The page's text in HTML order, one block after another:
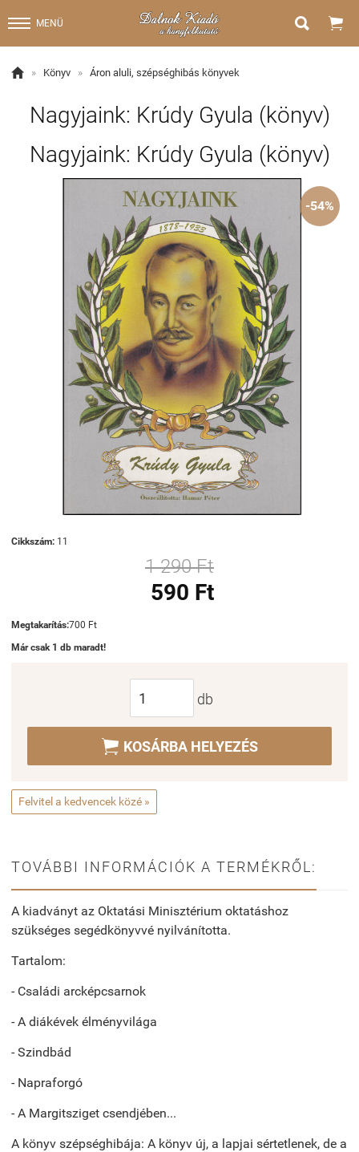
MENÜ  
 » Könyv » Áron aluli, szépséghibás könyvek
Nagyjaink: Krúdy Gyula (könyv)
Nagyjaink: Krúdy Gyula (könyv)
-54%
Cikkszám: 11
1 290 Ft
590 Ft
Megtakarítás:700 Ft
Már csak 1 db maradt!
db
 KOSÁRBA HELYEZÉS
Felvitel a kedvencek közé »
TOVÁBBI INFORMÁCIÓK A TERMÉKRŐL:
A kiadványt az Oktatási Minisztérium oktatáshoz
szükséges segédkönyvvé nyilvánította.
Tartalom:
- Családi arcképcsarnok
- A diákévek élményvilága
- Szindbád
- Napraforgó
- A Margitsziget csendjében...
A könyv szépséghibája: A könyv új, a lapjai sértetlenek, de a